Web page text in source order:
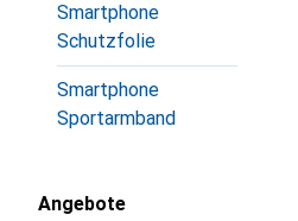
Smartphone
Schutzfolie
Smartphone
Sportarmband
Angebote